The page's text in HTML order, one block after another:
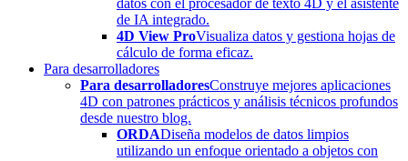
datos con el procesador de texto 4D y el asistente
de IA integrado.
4D View ProVisualiza datos y gestiona hojas de
cálculo de forma eficaz.
Para desarrolladores
Para desarrolladoresConstruye mejores aplicaciones
4D con patrones prácticos y análisis técnicos profundos
desde nuestro blog.
ORDADiseña modelos de datos limpios
utilizando un enfoque orientado a objetos con